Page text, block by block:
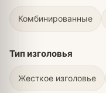
Комбинированные
Тип изголовья
Жесткое изголовье